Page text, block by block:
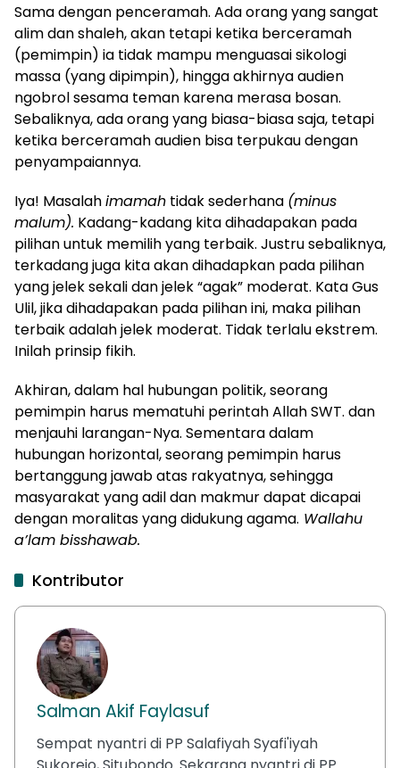
Sama dengan penceramah. Ada orang yang sangat
alim dan shaleh, akan tetapi ketika berceramah
(pemimpin) ia tidak mampu menguasai sikologi
massa (yang dipimpin), hingga akhirnya audien
ngobrol sesama teman karena merasa bosan.
Sebaliknya, ada orang yang biasa-biasa saja, tetapi
ketika berceramah audien bisa terpukau dengan
penyampaiannya.
Iya! Masalahimamah tidak sederhana (minus
malum). Kadang-kadang kita dihadapakan pada
pilihan untuk memilih yang terbaik. Justru sebaliknya,
terkadang juga kita akan dihadapkan pada pilihan
yang jelek sekali dan jelek “agak” moderat. Kata Gus
Ulil, jika dihadapakan pada pilihan ini, maka pilihan
terbaik adalah jelek moderat. Tidak terlalu ekstrem.
Inilah prinsip fikih.
Akhiran, dalam hal hubungan politik, seorang
pemimpin harus mematuhi perintah Allah SWT. dan
menjauhi larangan-Nya. Sementara dalam
hubungan horizontal, seorang pemimpin harus
bertanggung jawab atas rakyatnya, sehingga
masyarakat yang adil dan makmur dapat dicapai
dengan moralitas yang didukung agama. Wallahu
a’lam bisshawab.
Kontributor
Salman Akif Faylasuf
Sempat nyantri di PP Salafiyah Syafi'iyah